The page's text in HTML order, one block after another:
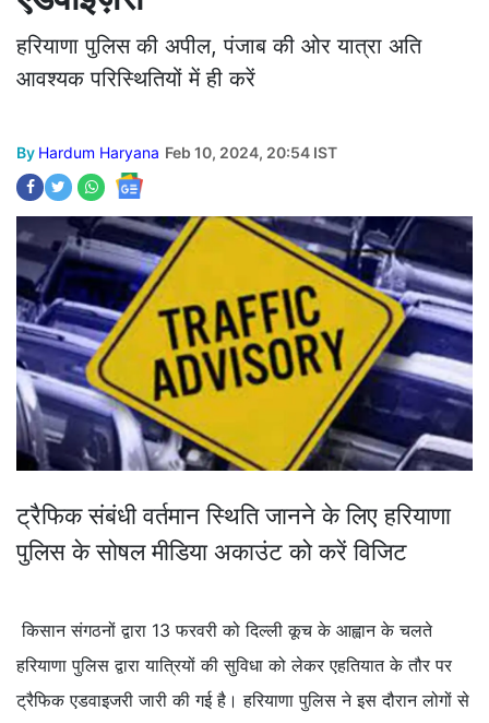
हरियाणा पुलिस की अपील, पंजाब की ओर यात्रा अति
आवश्यक परिस्थितियों में ही करें
By Hardum Haryana Feb 10, 2024, 20:54 IST
ट्रैफिक संबंधी वर्तमान स्थिति जानने के लिए हरियाणा
पुलिस के सोषल मीडिया अकाउंट को करें विजिट
किसान संगठनों द्वारा 13 फरवरी को दिल्ली कूच के आह्वान के चलते
हरियाणा पुलिस द्वारा यात्रियों की सुविधा को लेकर एहतियात के तौर पर
ट्रैफिक एडवाइजरी जारी की गई है। हरियाणा पुलिस ने इस दौरान लोगों से